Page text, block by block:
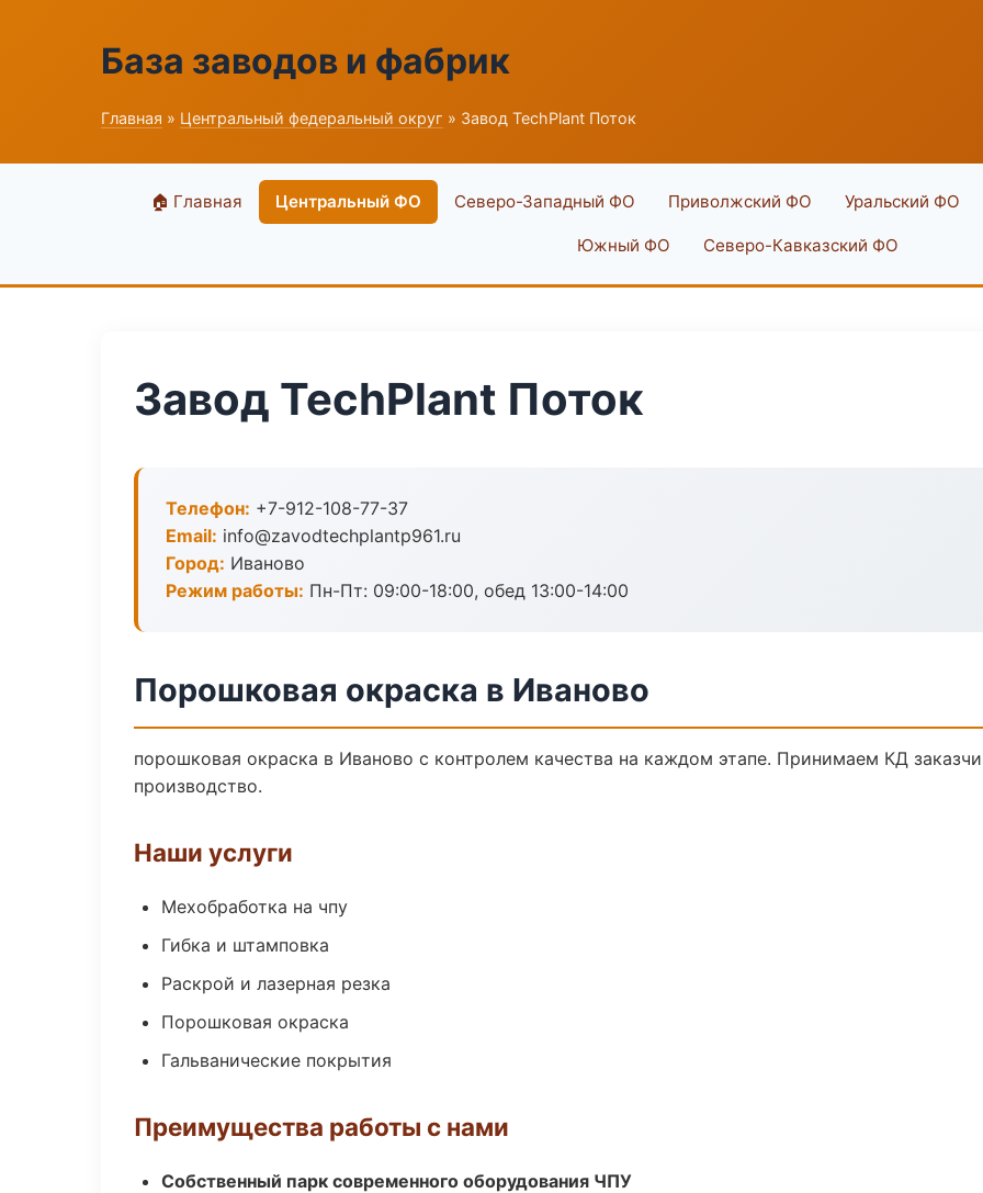
База заводов и фабрик
Главная » Центральный федеральный округ » Завод TechPlant Поток
🏠 Главная Центральный ФО Северо-Западный ФО Приволжский ФО Уральский ФО
Южный ФО Северо-Кавказский ФО
Завод TechPlant Поток
Телефон: +7-912-108-77-37
Email: info@zavodtechplantp961.ru
Город: Иваново
Режим работы: Пн-Пт: 09:00-18:00, обед 13:00-14:00
Порошковая окраска в Иваново
порошковая окраска в Иваново с контролем качества на каждом этапе. Принимаем КД
производство.
Наши услуги
Мехобработка на чпу
Гибка и штамповка
Раскрой и лазерная резка
Порошковая окраска
Гальванические покрытия
Преимущества работы с нами
Собственный парк современного оборудования ЧПУ